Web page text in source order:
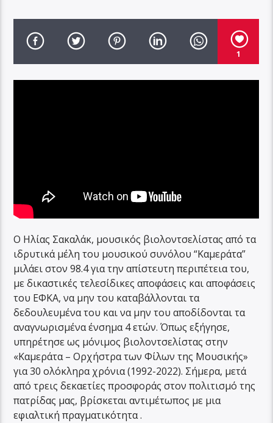
1
Ο Ηλίας Σακαλάκ, μουσικός βιολοντσελίστας από τα
ιδρυτικά μέλη του μουσικού συνόλου “Καμεράτα”
μιλάει στον 98.4 για την απίστευτη περιπέτεια του,
με δικαστικές τελεσίδικες αποφάσεις και αποφάσεις
του ΕΦΚΑ, να μην του καταβάλλονται τα
δεδουλευμένα του και να μην του αποδίδονται τα
αναγνωρισμένα ένσημα 4 ετών. Όπως εξήγησε,
υπηρέτησε ως μόνιμος βιολοντσελίστας στην
«Καμεράτα – Ορχήστρα των Φίλων της Μουσικής»
για 30 ολόκληρα χρόνια (1992-2022). Σήμερα, μετά
από τρεις δεκαετίες προσφοράς στον πολιτισμό της
πατρίδας μας, βρίσκεται αντιμέτωπος με μια
εφιαλτική πραγματικότητα .